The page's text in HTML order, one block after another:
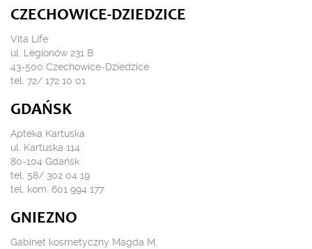
CZECHOWICE-DZIEDZICE
Vita Life
ul. Legionów 231 B
43-500 Czechowice-Dziedzice
tel. 72/ 172 10 01
GDAŃSK
Apteka Kartuska
ul. Kartuska 114
80-104 Gdańsk
tel. 58/ 302 04 19
tel. kom. 601 994 177
GNIEZNO
Gabinet kosmetyczny Magda M.